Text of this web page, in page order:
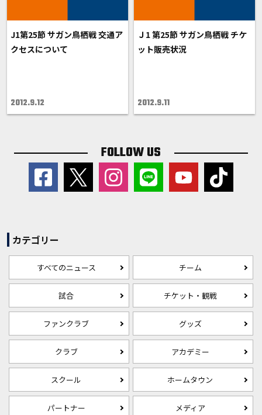
J1第25節 サガン鳥栖戦 交通ア
クセスについて
2012.9.12
Ｊ1 第25節 サガン鳥栖戦 チケ
ット販売状況
2012.9.11
FOLLOW US
カテゴリー
すべてのニュース チーム
試合 チケット・観戦
ファンクラブ グッズ
クラブ アカデミー
スクール ホームタウン
パートナー メディア